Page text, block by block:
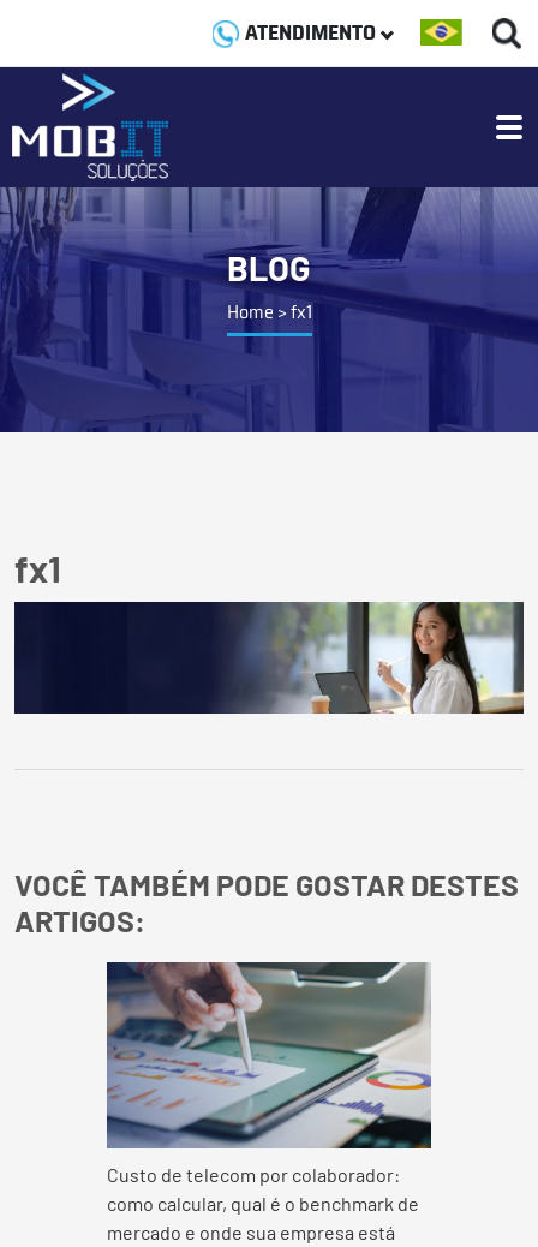
ATENDIMENTO
BLOG
Home >fx1
fx1
VOCÊ TAMBÉM PODE GOSTAR DESTES
ARTIGOS:
Custo de telecom por colaborador:
como calcular, qual é o benchmark de
mercado e onde sua empresa está